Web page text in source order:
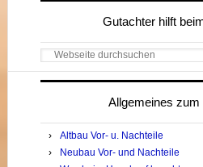
Gutachter hilft
Webseite
durchsuchen
Allgemeines
Altbau Vor- u. Nachteile
Neubau Vor- und Nachteile